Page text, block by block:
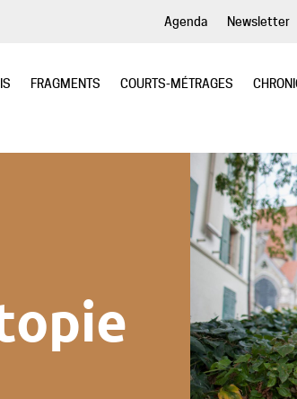
Agenda Newsletter
FRAGMENTS COURTS-MÉTRAGES